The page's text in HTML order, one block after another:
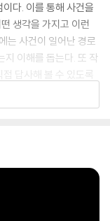
다. 이를 통해 사건을
생각을 가지고 이런
는 사건이 일어난 경로
지 이해를 돕는다. 또 작
답사해 볼 수 있도록
따라 간다면 훨씬 더